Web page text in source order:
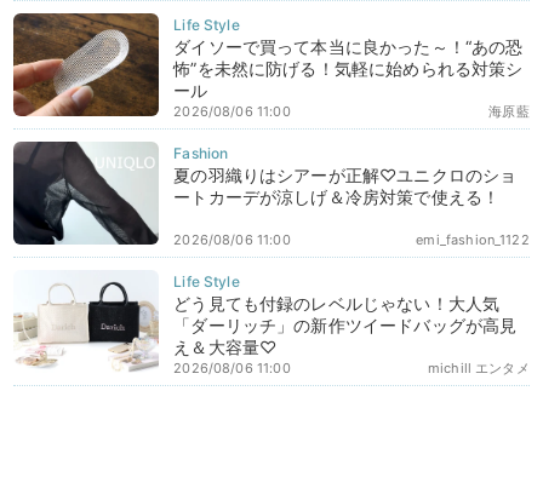
ダイソーで買って本当に良かった～！“あの恐
怖”を未然に防げる！気軽に始められる対策シ
ール
海原藍
2026/08/06 11:00
夏の羽織りはシアーが正解♡ユニクロのショ
ートカーデが涼しげ＆冷房対策で使える！
emi_fashion_1122
2026/08/06 11:00
どう見ても付録のレベルじゃない！大人気
「ダーリッチ」の新作ツイードバッグが高見
え＆大容量♡
michill エンタメ
2026/08/06 11:00